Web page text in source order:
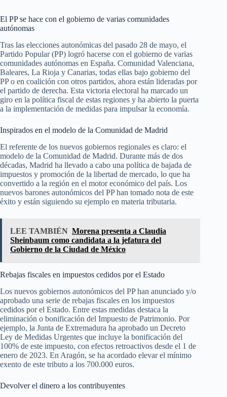
El PP se hace con el gobierno de varias comunidades
autónomas
Tras las elecciones autonómicas del pasado 28 de mayo, el
Partido Popular (PP) logró hacerse con el gobierno de varias
comunidades autónomas en España. Comunidad Valenciana,
Baleares, La Rioja y Canarias, todas ellas bajo gobierno del
PP o en coalición con otros partidos, ahora están lideradas por
el partido de derecha. Esta victoria electoral ha marcado un
giro en la política fiscal de estas regiones y ha abierto la puerta
a la implementación de medidas para impulsar la economía.
Inspirados en el modelo de la Comunidad de Madrid
El referente de los nuevos gobiernos regionales es claro: el
modelo de la Comunidad de Madrid. Durante más de dos
décadas, Madrid ha llevado a cabo una política de bajada de
impuestos y promoción de la libertad de mercado, lo que ha
convertido a la región en el motor económico del país. Los
nuevos barones autonómicos del PP han tomado nota de este
éxito y están siguiendo su ejemplo en materia tributaria.
LEE TAMBIÉN Morena presenta a Claudia
Sheinbaum como candidata a la jefatura del
Gobierno de la Ciudad de México
Rebajas fiscales en impuestos cedidos por el Estado
Los nuevos gobiernos autonómicos del PP han anunciado y/o
aprobado una serie de rebajas fiscales en los impuestos
cedidos por el Estado. Entre estas medidas destaca la
eliminación o bonificación del Impuesto de Patrimonio. Por
ejemplo, la Junta de Extremadura ha aprobado un Decreto
Ley de Medidas Urgentes que incluye la bonificación del
100% de este impuesto, con efectos retroactivos desde el 1 de
enero de 2023. En Aragón, se ha acordado elevar el mínimo
exento de este tributo a los 700.000 euros.
Devolver el dinero a los contribuyentes